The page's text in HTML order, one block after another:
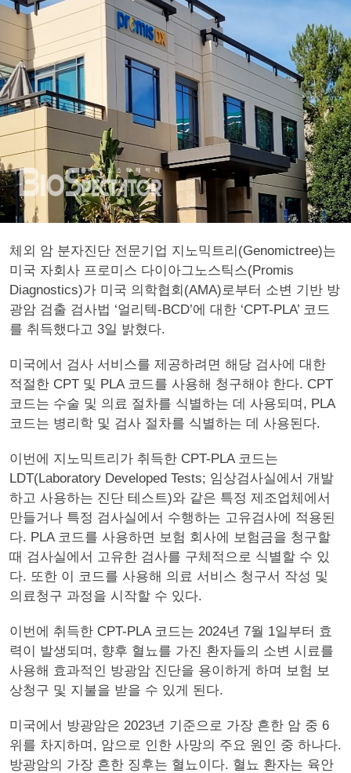
체외 암 분자진단 전문기업 지노믹트리(Genomictree)는
미국 자회사 프로미스 다이아그노스틱스(Promis
Diagnostics)가 미국 의학협회(AMA)로부터 소변 기반 방
광암 검출 검사법 ‘얼리텍-BCD’에 대한 ‘CPT-PLA’ 코드
를 취득했다고 3일 밝혔다.
미국에서 검사 서비스를 제공하려면 해당 검사에 대한
적절한 CPT 및 PLA 코드를 사용해 청구해야 한다. CPT
코드는 수술 및 의료 절차를 식별하는 데 사용되며, PLA
코드는 병리학 및 검사 절차를 식별하는 데 사용된다.
이번에 지노믹트리가 취득한 CPT-PLA 코드는
LDT(Laboratory Developed Tests; 임상검사실에서 개발
하고 사용하는 진단 테스트)와 같은 특정 제조업체에서
만들거나 특정 검사실에서 수행하는 고유검사에 적용된
다. PLA 코드를 사용하면 보험 회사에 보험금을 청구할
때 검사실에서 고유한 검사를 구체적으로 식별할 수 있
다. 또한 이 코드를 사용해 의료 서비스 청구서 작성 및
의료청구 과정을 시작할 수 있다.
이번에 취득한 CPT-PLA 코드는 2024년 7월 1일부터 효
력이 발생되며, 향후 혈뇨를 가진 환자들의 소변 시료를
사용해 효과적인 방광암 진단을 용이하게 하며 보험 보
상청구 및 지불을 받을 수 있게 된다.
미국에서 방광암은 2023년 기준으로 가장 흔한 암 중 6
위를 차지하며, 암으로 인한 사망의 주요 원인 중 하나다.
방광암의 가장 흔한 징후는 혈뇨이다. 혈뇨 환자는 육안